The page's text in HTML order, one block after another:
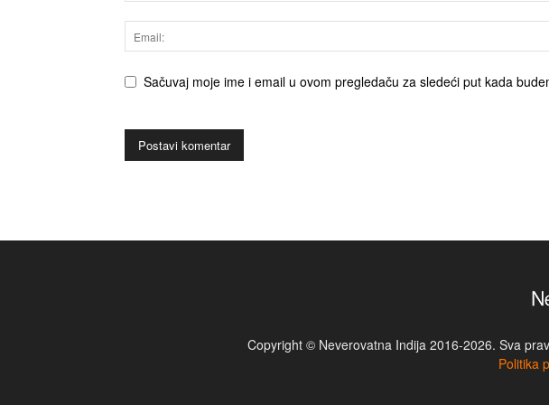
Sačuvaj moje ime i email u ovom pregledaču za sledeći put kada
Copyright © Neverovatna Indija 2016-2026. Sva
Politika